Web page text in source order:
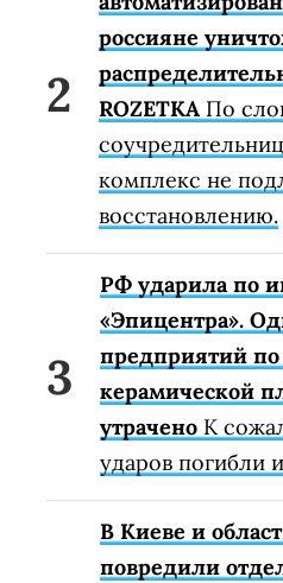
россияне
ROZETKA По
комплекс не
восстановлению.
РФ ударила по
«Эпицентра».
предприятий по
керамической
утрачено К
ударов погибли
В Киеве и
повредили